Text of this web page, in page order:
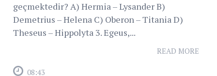
geçmektedir? A) Hermia – Lysander B)
Demetrius – Helena C) Oberon – Titania D)
Theseus – Hippolyta 3. Egeus,...
READ MORE
08:43